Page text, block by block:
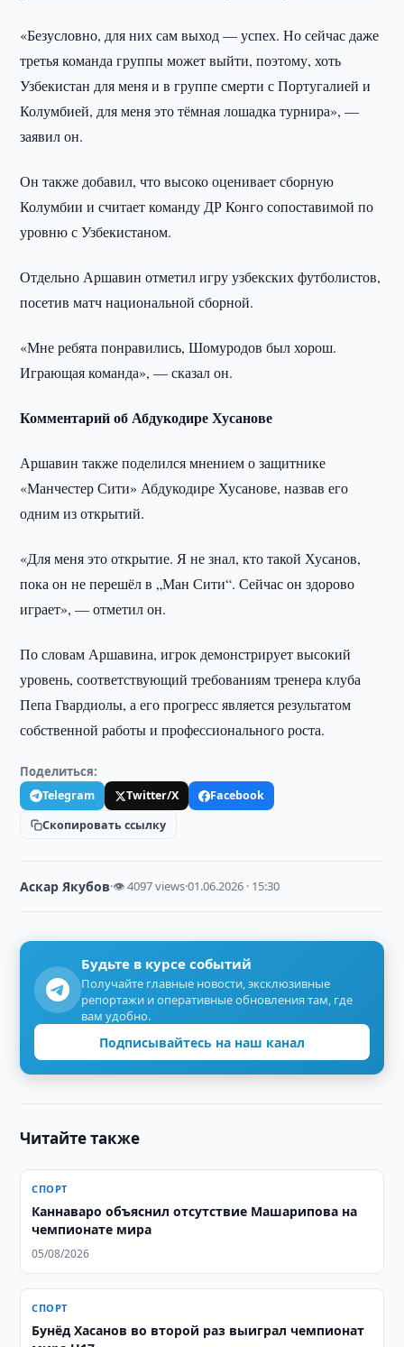
«Безусловно, для них сам выход — успех. Но сейчас даже
третья команда группы может выйти, поэтому, хоть
Узбекистан для меня и в группе смерти с Португалией и
Колумбией, для меня это тёмная лошадка турнира», —
заявил он.
Он также добавил, что высоко оценивает сборную
Колумбии и считает команду ДР Конго сопоставимой по
уровню с Узбекистаном.
Отдельно Аршавин отметил игру узбекских футболистов,
посетив матч национальной сборной.
«Мне ребята понравились, Шомуродов был хорош.
Играющая команда», — сказал он.
Комментарий об Абдукодире Хусанове
Аршавин также поделился мнением о защитнике
«Манчестер Сити» Абдукодире Хусанове, назвав его
одним из открытий.
«Для меня это открытие. Я не знал, кто такой Хусанов,
пока он не перешёл в „Ман Сити“. Сейчас он здорово
играет», — отметил он.
По словам Аршавина, игрок демонстрирует высокий
уровень, соответствующий требованиям тренера клуба
Пепа Гвардиолы, а его прогресс является результатом
собственной работы и профессионального роста.
Поделиться:
Telegram Twitter/X
Facebook
Скопировать ссылку
Аскар Якубов·👁 4097 views·01.06.2026 · 15:30
Будьте в курсе событий
Получайте главные новости, эксклюзивные
репортажи и оперативные обновления там, где
вам удобно.
Подписывайтесь на наш канал
Читайте также
СПОРТ
Каннаваро объяснил отсутствие Машарипова на
чемпионате мира
05/08/2026
СПОРТ
Бунёд Хасанов во второй раз выиграл чемпионат